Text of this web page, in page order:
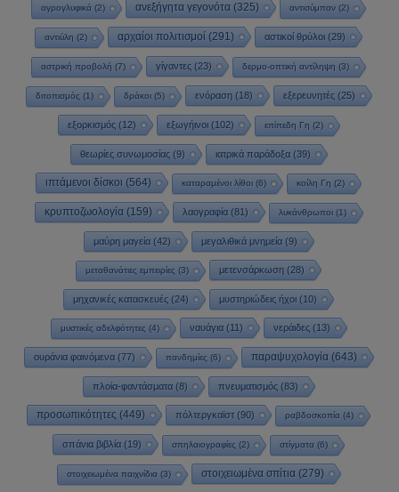
αγρογλυφικά (2) ανεξήγητα γεγονότα (325) αντισύμπαν (2)
αντιύλη (2) αρχαίοι πολιτισμοί (291) αστικοί θρύλοι (29)
αστρική προβολή (7) γίγαντες (23) δερμο-οπτική αντίληψη (3)
διτοπισμός (1) δράκοι(5) ενόραση(18) εξερευνητές(25)
εξορκισμός(12) εξωγήινοι(102) επίπεδη Γη (2)
θεωρίες συνωμοσίας(9) ιατρικά παράδοξα(39)
ιπτάμενοι δίσκοι (564) καταραμένοι λίθοι (6) κοίλη Γη (2)
κρυπτοζωολογία(159) λαογραφία(81) λυκάνθρωποι(1)
μαύρη μαγεία(42) μεγαλιθικά μνημεία(9)
μεταθανάτιες εμπειρίες (3) μετενσάρκωση (28)
μηχανικές κατασκευές (24) μυστηριώδεις ήχοι (10)
μυστικές αδελφότητες (4) ναυάγια(11) νεράιδες(13)
ουράνια φαινόμενα(77) πανδημίες (6) παραψυχολογία(643)
πλοία-φαντάσματα(8) πνευματισμός(83)
προσωπικότητες (449) πόλτεργκαϊστ(90) ραβδοσκοπία (4)
σπάνια βιβλία (19) σπηλαιογραφίες (2) στίγματα (6)
στοιχειωμένα παιχνίδια(3) στοιχειωμένα σπίτια(279)